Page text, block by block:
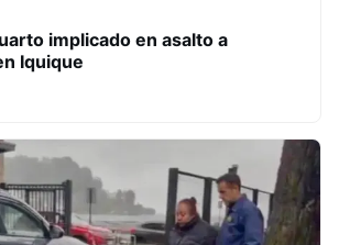
implicado en asalto a
Iquique